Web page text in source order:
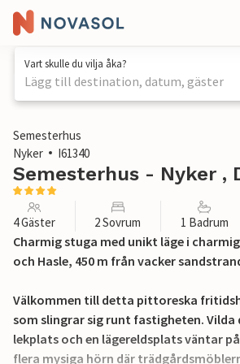
Vart skulle du vilja åka?
Lägg till destination, datum, gäster
1 / 32
Semesterhus
Nyker
I61340
Semesterhus - Nyker ,
4 Gäster 2 Sovrum 1 Badrum
Charmig stuga med unikt läge i
och Hasle, 450 m från vacker
Välkommen till detta pittoreska
som slingrar sig runt fastigheten. Vilda
lekplats och en lägereldsplats väntar
flera mysiga hörn där